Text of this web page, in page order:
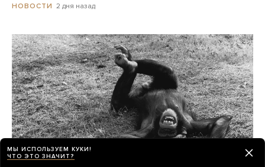
НОВОСТИ 2 дня назад
МЫ ИСПОЛЬЗУЕМ КУКИ!
ЧТО ЭТО ЗНАЧИТ?